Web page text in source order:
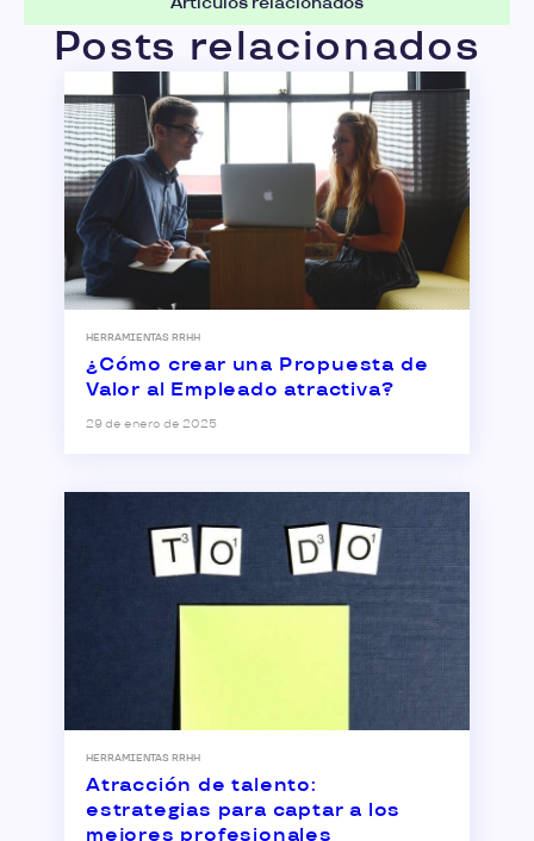
Posts relacionados
HERRAMIENTAS RRHH
¿Cómo crear una Propuesta de
Valor al Empleado atractiva?
29 de enero de 2025
HERRAMIENTAS RRHH
Atracción de talento:
estrategias para captar a los
mejores profesionales